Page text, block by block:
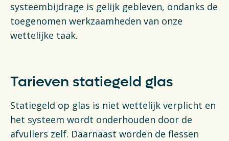
systeembijdrage is gelijk gebleven, ondanks de
toegenomen werkzaamheden van onze
wettelijke taak.
Tarieven statiegeld glas
Statiegeld op glas is niet wettelijk verplicht en
het systeem wordt onderhouden door de
afvullers zelf. Daarnaast worden de flessen